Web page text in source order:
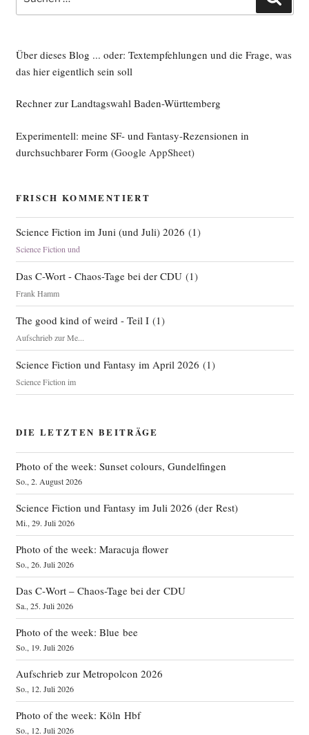
nach:
Über dieses Blog ... oder: Textempfehlungen und die Frage, was
das hier eigentlich sein soll
Rechner zur Landtagswahl Baden-Württemberg
Experimentell: meine SF- und Fantasy-Rezensionen in
durchsuchbarer Form (Google AppSheet)
FRISCH KOMMENTIERT
Science Fiction im Juni (und Juli) 2026 (1)
Science Fiction und
Das C-Wort - Chaos-Tage bei der CDU(1)
Frank Hamm
The good kind of weird - Teil I(1)
Aufschrieb zur Me...
Science Fiction und Fantasy im April 2026 (1)
Science Fiction im
DIE LETZTEN BEITRÄGE
Photo of the week: Sunset colours, Gundelfingen
So., 2. August 2026
Science Fiction und Fantasy im Juli 2026 (der Rest)
Mi., 29. Juli 2026
Photo of the week: Maracuja flower
So., 26. Juli 2026
Das C‑Wort – Chaos-Tage bei der CDU
Sa., 25. Juli 2026
Photo of the week: Blue bee
So., 19. Juli 2026
Aufschrieb zur Metropolcon 2026
So., 12. Juli 2026
Photo of the week: Köln Hbf
So., 12. Juli 2026